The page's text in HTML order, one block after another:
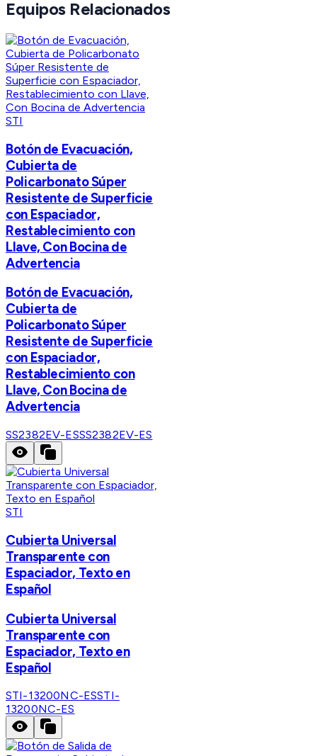
Equipos Relacionados
STI
Botón de Evacuación,
Cubierta de
Policarbonato Súper
Resistente de Superficie
con Espaciador,
Restablecimiento con
Llave, Con Bocina de
Advertencia
Botón de Evacuación,
Cubierta de
Policarbonato Súper
Resistente de Superficie
con Espaciador,
Restablecimiento con
Llave, Con Bocina de
Advertencia
SS2382EV-ESSS2382EV-ES
STI
Cubierta Universal
Transparente con
Espaciador, Texto en
Español
Cubierta Universal
Transparente con
Espaciador, Texto en
Español
STI-13200NC-ESSTI-
13200NC-ES